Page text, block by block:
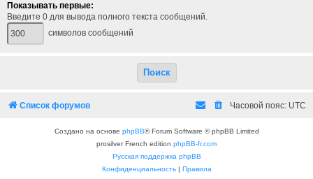
Показывать первые:
Введите 0 для вывода полного текста сообщений.
символов сообщений
Список форумов Часовой пояс: UTC
Создано на основе phpBB® Forum Software © phpBB Limited
prosilver French edition phpBB-fr.com
Русская поддержка phpBB
Конфиденциальность| Правила